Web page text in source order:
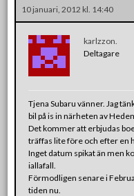
10 januari, 2012 kl. 14:40
karlzzon.
Deltagare
Tjena Subaru vänner. Jag
bil på is in närheten av
Det kommer att erbjudas
träffas lite före och efter en
Inget datum spikat än men
iallafall.
Förmodligen senare i
tiden nu.